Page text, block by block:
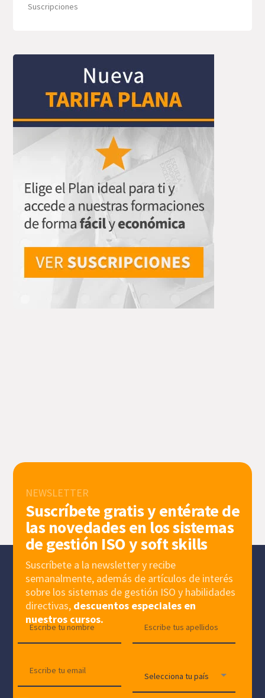
Suscripciones
NEWSLETTER
Suscríbete gratis y entérate de
las novedades en los sistemas
de gestión ISO y soft skills
Suscríbete a la newsletter y recibe
semanalmente, además de artículos de interés
sobre los sistemas de gestión ISO y habilidades
directivas, descuentos especiales en
nuestros cursos.